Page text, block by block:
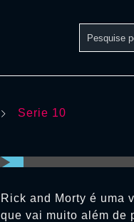
Serie 10
Rick and Morty é uma
que vai muito além de